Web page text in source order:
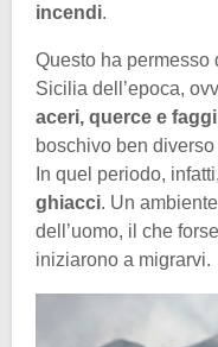
incendi.
Questo ha permesso
Sicilia dell’epoca,
aceri, querce e faggi
boschivo ben
In quel periodo, infatti,
ghiacci. Un
dell’uomo, il che
iniziarono a migrarvi.